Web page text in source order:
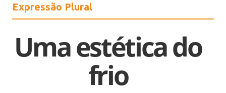
Expressão Plural
Uma estética do
frio